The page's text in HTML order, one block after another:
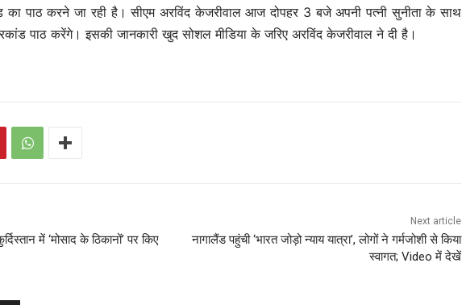
का पाठ करने जा रही है। सीएम अरविंद केजरीवाल आज दोपहर 3 बजे अपनी पत्नी सुनीता के साथ
पाठ करेंगे। इसकी जानकारी खुद सोशल मीडिया के जरिए अरविंद केजरीवाल ने दी है।
में ‘मोसाद के ठिकानों’ पर किए
Next article
नागालैंड पहुंची ‘भारत जोड़ो न्याय यात्रा’, लोगों ने गर्मजोशी से किया
स्‍वागत; Video में देखें